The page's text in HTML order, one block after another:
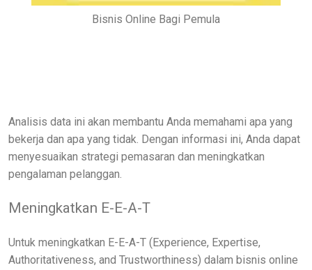
Bisnis Online Bagi Pemula
Analisis data ini akan membantu Anda memahami apa yang
bekerja dan apa yang tidak. Dengan informasi ini, Anda dapat
menyesuaikan strategi pemasaran dan meningkatkan
pengalaman pelanggan.
Meningkatkan E-E-A-T
Untuk meningkatkan E-E-A-T (Experience, Expertise,
Authoritativeness, and Trustworthiness) dalam bisnis online